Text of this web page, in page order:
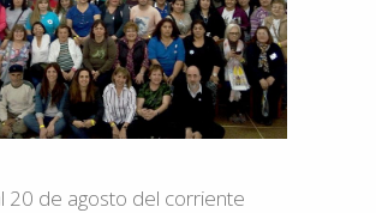
20 de agosto del corriente